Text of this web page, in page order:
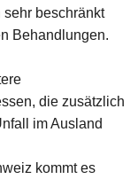
beschränkt
Behandlungen.
die zusätzlich
im Ausland
kommt es